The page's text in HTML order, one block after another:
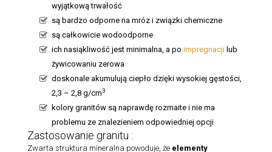
wyjątkową trwałość
są bardzo odporne na mróz i związki chemiczne
są całkowicie wodoodporne
ich nasiąkliwość jest minimalna, a po impregnacji lub
żywicowaniu zerowa
doskonale akumulują ciepło dzięki wysokiej gęstości,
2,3 – 2,8 g/cm3
kolory granitów są naprawdę rozmaite i nie ma
problemu ze znalezieniem odpowiedniej opcji
Zastosowanie granitu :
Zwarta struktura mineralna powoduje, że elementy